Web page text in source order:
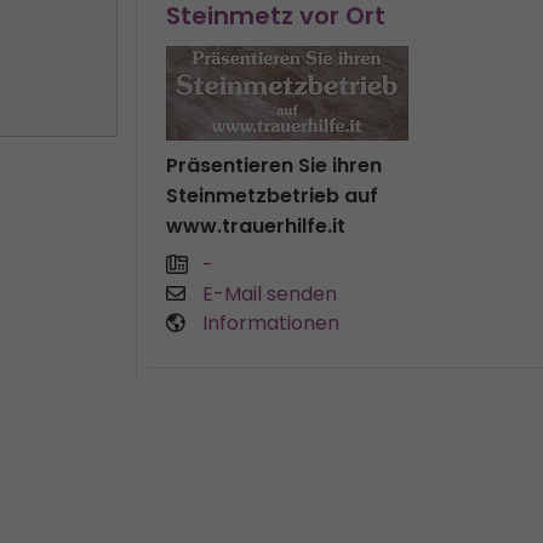
Steinmetz vor Ort
Präsentieren Sie ihren
Steinmetzbetrieb auf
www.trauerhilfe.it
-
E-Mail senden
Informationen